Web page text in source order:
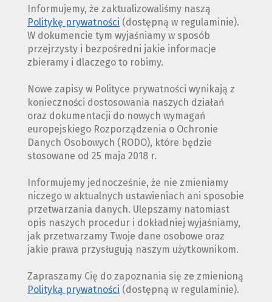
Informujemy, że zaktualizowaliśmy naszą
Politykę prywatności (dostępną w regulaminie).
W dokumencie tym wyjaśniamy w sposób
przejrzysty i bezpośredni jakie informacje
zbieramy i dlaczego to robimy.
Nowe zapisy w Polityce prywatności wynikają z
konieczności dostosowania naszych działań
oraz dokumentacji do nowych wymagań
europejskiego Rozporządzenia o Ochronie
Danych Osobowych (RODO), które będzie
stosowane od 25 maja 2018 r.
Informujemy jednocześnie, że nie zmieniamy
niczego w aktualnych ustawieniach ani sposobie
przetwarzania danych. Ulepszamy natomiast
opis naszych procedur i dokładniej wyjaśniamy,
jak przetwarzamy Twoje dane osobowe oraz
jakie prawa przysługują naszym użytkownikom.
Zapraszamy Cię do zapoznania się ze zmienioną
Polityką prywatności (dostępną w regulaminie).